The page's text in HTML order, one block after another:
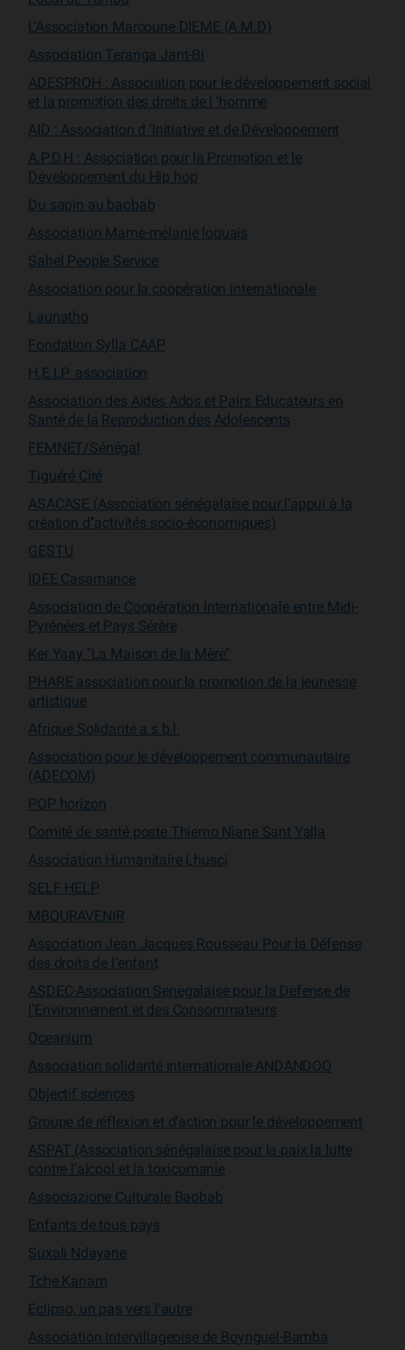
L’Association Marcoune DIEME (A.M.D)
Association Teranga Jant-Bi
ADESPROH : Association pour le développement social
et la promotion des droits de l ’homme
AID : Association d ’Initiative et de Développement
A.P.D.H : Association pour la Promotion et le
Développement du Hip hop
Du sapin au baobab
Association Mame-mélanie loquais
Sahel People Service
Association pour la coopération internationale
Launatho
Fondation Sylla CAAP
H.E.LP. association
Association des Aides Ados et Pairs Educateurs en
Santé de la Reproduction des Adolescents
FEMNET/Sénégal
Tiguéré Ciré
ASACASE (Association sénégalaise pour l’appui à la
création d’’activités socio-économiques)
GESTU
IDEE Casamance
Association de Coopération Internationale entre Midi-
Pyrénées et Pays Sérère
Ker Yaay "La Maison de la Mère"
PHARE association pour la promotion de la jeunesse
artistique
Afrique Solidarité a.s.b.l.
Association pour le développement communautaire
(ADECOM)
POP horizon
Comité de santé poste Thierno Niane Sant Yalla
Association Humanitaire Lhusci
SELF HELP
MBOURAVENIR
Association Jean Jacques Rousseau Pour la Défense
des droits de l’enfant
ASDEC-Association Senegalaise pour la Defense de
l’Environnement et des Consommateurs
Oceanium
Association solidarité internationale ANDANDOO
Objectif sciences
Groupe de réflexion et d’action pour le développement
ASPAT (Association sénégalaise pour la paix la lutte
contre l’alcool et la toxicomanie
Associazione Culturale Baobab
Enfants de tous pays
Suxali Ndayane
Tche Kanam
Eclipso, un pas vers l’autre
Association Intervillageoise de Boynguel-Bamba